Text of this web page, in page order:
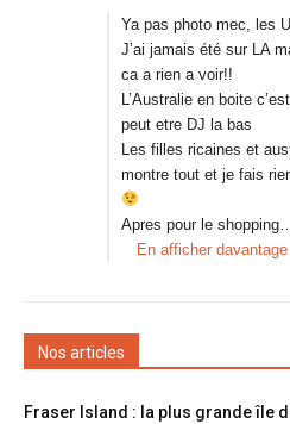
Ya pas photo mec, les
J’ai jamais été sur LA
ca a rien a voir!!
L’Australie en boite
peut etre DJ la bas
Les filles ricaines et
montre tout et je fais
Apres pour le
En afficher davantage
Nos articles
Fraser Island : la plus grande île